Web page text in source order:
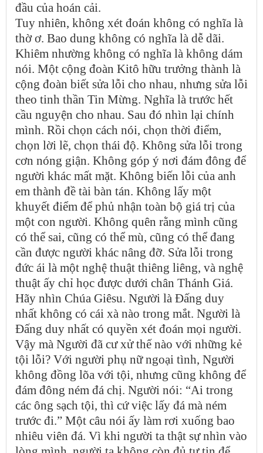
đầu của hoán cải.
Tuy nhiên, không xét đoán không có nghĩa là
thờ ơ. Bao dung không có nghĩa là dễ dãi.
Khiêm nhường không có nghĩa là không dám
nói. Một cộng đoàn Kitô hữu trưởng thành là
cộng đoàn biết sửa lỗi cho nhau, nhưng sửa lỗi
theo tinh thần Tin Mừng. Nghĩa là trước hết
cầu nguyện cho nhau. Sau đó nhìn lại chính
mình. Rồi chọn cách nói, chọn thời điểm,
chọn lời lẽ, chọn thái độ. Không sửa lỗi trong
cơn nóng giận. Không góp ý nơi đám đông để
người khác mất mặt. Không biến lỗi của anh
em thành đề tài bàn tán. Không lấy một
khuyết điểm để phủ nhận toàn bộ giá trị của
một con người. Không quên rằng mình cũng
có thể sai, cũng có thể mù, cũng có thể đang
cần được người khác nâng đỡ. Sửa lỗi trong
đức ái là một nghệ thuật thiêng liêng, và nghệ
thuật ấy chỉ học được dưới chân Thánh Giá.
Hãy nhìn Chúa Giêsu. Người là Đấng duy
nhất không có cái xà nào trong mắt. Người là
Đấng duy nhất có quyền xét đoán mọi người.
Vậy mà Người đã cư xử thế nào với những kẻ
tội lỗi? Với người phụ nữ ngoại tình, Người
không đồng lõa với tội, nhưng cũng không để
đám đông ném đá chị. Người nói: “Ai trong
các ông sạch tội, thì cứ việc lấy đá mà ném
trước đi.” Một câu nói ấy làm rơi xuống bao
nhiêu viên đá. Vì khi người ta thật sự nhìn vào